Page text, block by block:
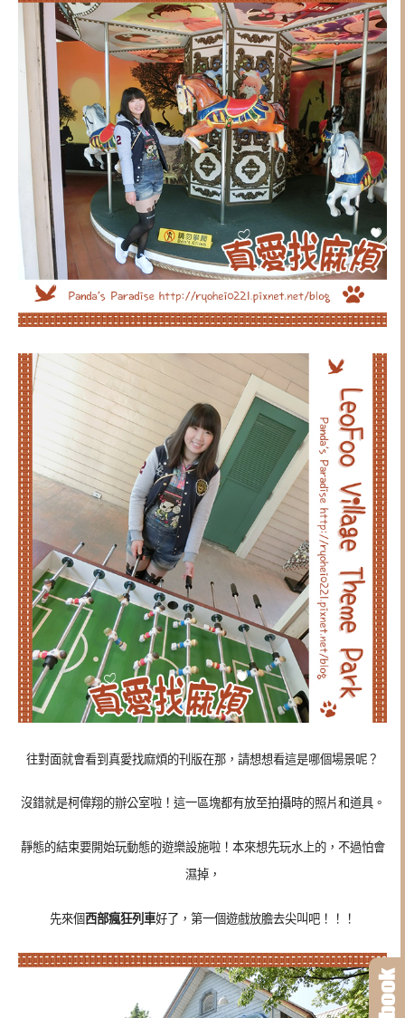
往對面就會看到真愛找麻煩的刊版在那，請想想看這是哪個場景呢？
沒錯就是柯偉翔的辦公室啦！這一區塊都有放至拍攝時的照片和道具。
靜態的結束要開始玩動態的遊樂設施啦！本來想先玩水上的，不過怕會
濕掉，
先來個 西部瘋狂列車好了，第一個遊戲放膽去尖叫吧！！！